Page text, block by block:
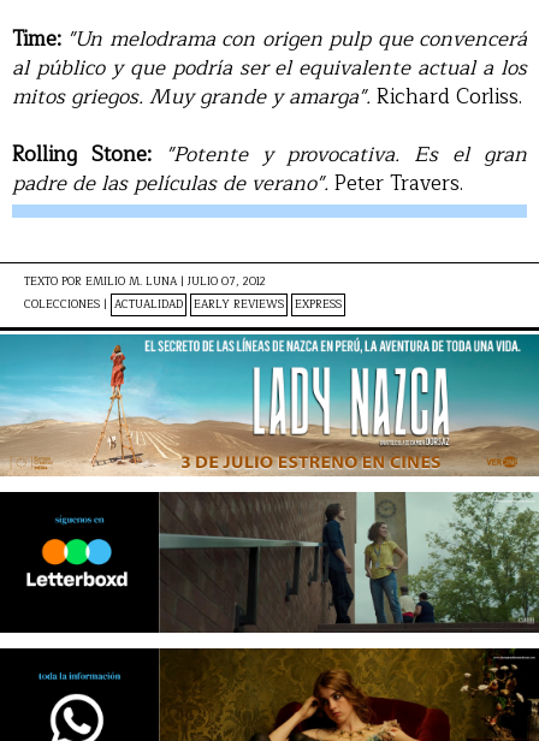
Time: "Un melodrama con origen pulp que convencerá
al público y que podría ser el equivalente actual a los
mitos griegos. Muy grande y amarga".Richard Corliss.
Rolling Stone: "Potente y provocativa. Es el gran
padre de las películas de verano".Peter Travers.
TEXTO POR EMILIO M. LUNA | JULIO 07, 2012
COLECCIONES | ACTUALIDAD EARLY REVIEWS EXPRESS